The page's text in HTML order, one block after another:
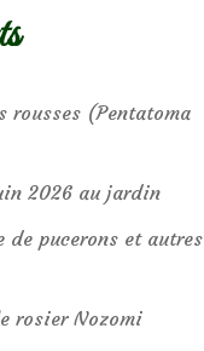
rousses (Pentatoma
2026 au jardin
de pucerons et autres
rosier Nozomi